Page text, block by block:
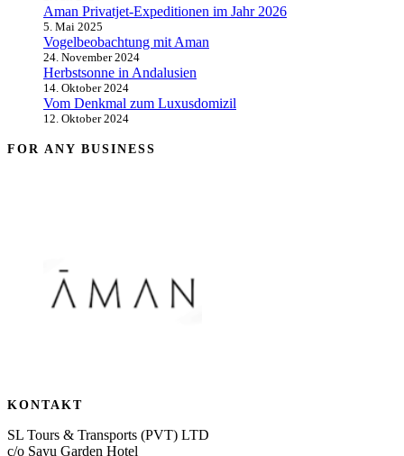
Aman Privatjet-Expeditionen im Jahr 2026
5. Mai 2025
Vogelbeobachtung mit Aman
24. November 2024
Herbstsonne in Andalusien
14. Oktober 2024
Vom Denkmal zum Luxusdomizil
12. Oktober 2024
FOR ANY BUSINESS
KONTAKT
SL Tours & Transports (PVT) LTD
c/o Sayu Garden Hotel